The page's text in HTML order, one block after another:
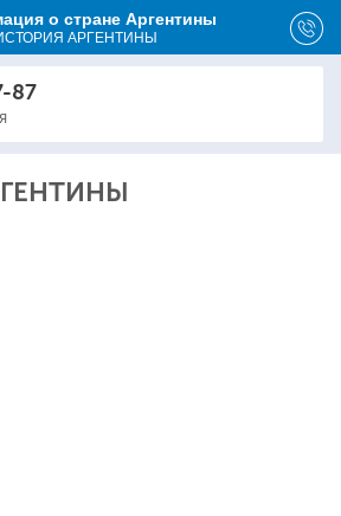
о стране Аргентины
АРГЕНТИНЫ
87